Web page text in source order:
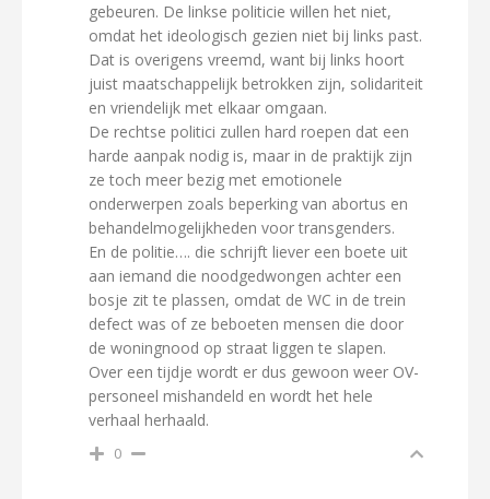
gebeuren. De linkse politicie willen het niet,
omdat het ideologisch gezien niet bij links past.
Dat is overigens vreemd, want bij links hoort
juist maatschappelijk betrokken zijn, solidariteit
en vriendelijk met elkaar omgaan.
De rechtse politici zullen hard roepen dat een
harde aanpak nodig is, maar in de praktijk zijn
ze toch meer bezig met emotionele
onderwerpen zoals beperking van abortus en
behandelmogelijkheden voor transgenders.
En de politie…. die schrijft liever een boete uit
aan iemand die noodgedwongen achter een
bosje zit te plassen, omdat de WC in de trein
defect was of ze beboeten mensen die door
de woningnood op straat liggen te slapen.
Over een tijdje wordt er dus gewoon weer OV-
personeel mishandeld en wordt het hele
verhaal herhaald.
0